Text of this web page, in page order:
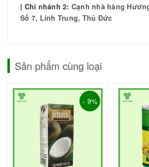
| Chi nhánh 2: Cạnh nhà hàng
Số 7, Linh Trung, Thủ Đức
Sản phẩm cùng loại
- 9%